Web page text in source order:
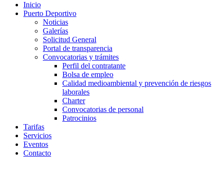
Inicio
Puerto Deportivo
Noticias
Galerías
Solicitud General
Portal de transparencia
Convocatorias y trámites
Perfil del contratante
Bolsa de empleo
Calidad medioambiental y prevención de riesgos
laborales
Charter
Convocatorias de personal
Patrocinios
Tarifas
Servicios
Eventos
Contacto